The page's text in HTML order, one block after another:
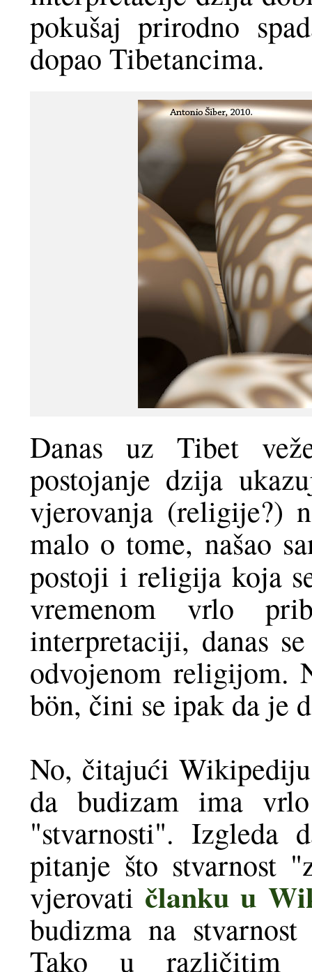
pokušaj prirodno
dopao Tibetancima.
Danas uz Tibet
postojanje dzija
vjerovanja (religije?)
malo o tome, našao
postoji i religija koja
vremenom vrlo
interpretaciji, danas
odvojenom religijom.
bön, čini se ipak da je
No, čitajući
da budizam ima
"stvarnosti". Izgleda
pitanje što stvarnost
vjerovati članku u
budizma na
Tako u različitim